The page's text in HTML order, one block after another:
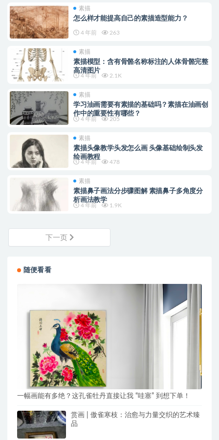
素描
怎么样才能提高自己的素描造型能力？
4 年前 263
素描
素描模型：含有骨骼名称标注的人体骨骼完整
高清图片
4 年前 2.1K
素描
学习油画需要有素描的基础吗？素描在油画创
作中的重要性有哪些？
4 年前 205
素描
素描头像教学头发怎么画 头像基础绘制头发
绘画教程
4 年前 478
素描
素描鼻子画法分步骤图解 素描鼻子多角度分
析画法教学
4 年前 1.9K
下一页
随便看看
一幅画能有多绝？这孔雀牡丹直接让我 “哇塞” 到想下单！
赏画 | 傲雀寒枝：治愈与力量交织的艺术臻
品